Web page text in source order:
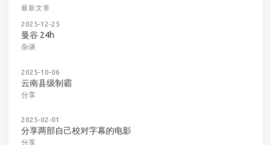
最新文章
2025-12-25
曼谷 24h
杂谈
2025-10-06
云南县级制霸
分享
2025-02-01
分享两部自己校对字幕的电影
分享